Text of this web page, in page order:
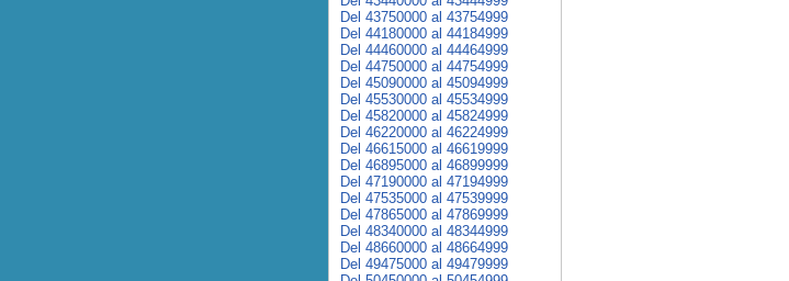
Del 43750000 al 43754999
Del 44180000 al 44184999
Del 44460000 al 44464999
Del 44750000 al 44754999
Del 45090000 al 45094999
Del 45530000 al 45534999
Del 45820000 al 45824999
Del 46220000 al 46224999
Del 46615000 al 46619999
Del 46895000 al 46899999
Del 47190000 al 47194999
Del 47535000 al 47539999
Del 47865000 al 47869999
Del 48340000 al 48344999
Del 48660000 al 48664999
Del 49475000 al 49479999